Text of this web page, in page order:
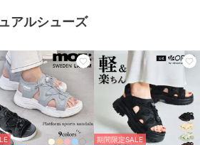
アルシューズ
期間限定SALE